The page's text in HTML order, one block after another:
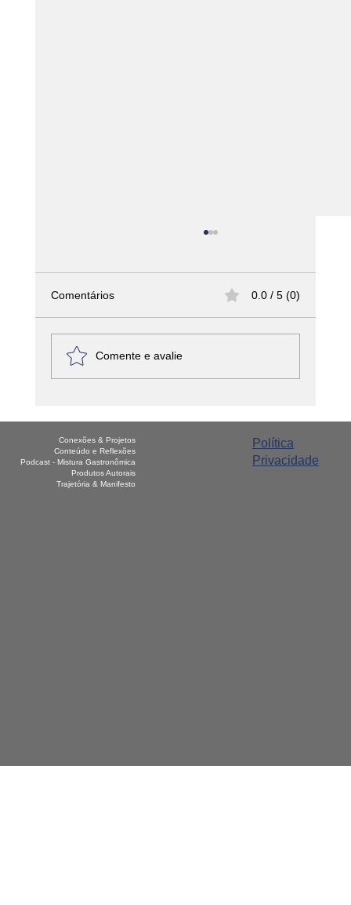
América Latina - Haiti – Griot
Comentários 0.0 / 5 (0)
Comente e avalie
Política
Privacidade
Conexões & Projetos
Conteúdo e Reflexões
Podcast - Mistura Gastronômica
Produtos Autorais
Trajetória & Manifesto